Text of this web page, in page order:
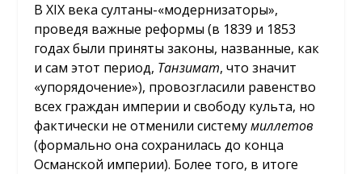
В XIX века султаны-«модернизаторы»,
проведя важные реформы (в 1839 и 1853
годах были приняты законы, названные, как
и сам этот период, Танзимат, что значит
«упорядочение»), провозгласили равенство
всех граждан империи и свободу культа, но
фактически не отменили системумиллетов
(формально она сохранилась до конца
Османской империи). Более того, в итоге